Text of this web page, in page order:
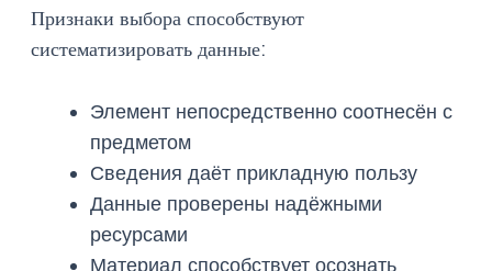
Признаки выбора способствуют
систематизировать данные:
Элемент непосредственно соотнесён с
предметом
Сведения даёт прикладную пользу
Данные проверены надёжными
ресурсами
Материал способствует осознать